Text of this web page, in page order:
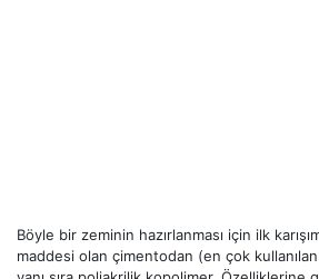
Böyle bir zeminin hazırlanması için ilk
maddesi olan çimentodan (en çok